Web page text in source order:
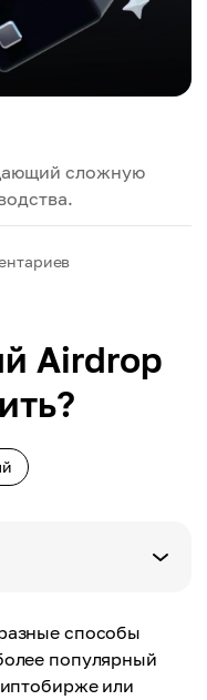
сложную
Airdrop
способы
популярный
или